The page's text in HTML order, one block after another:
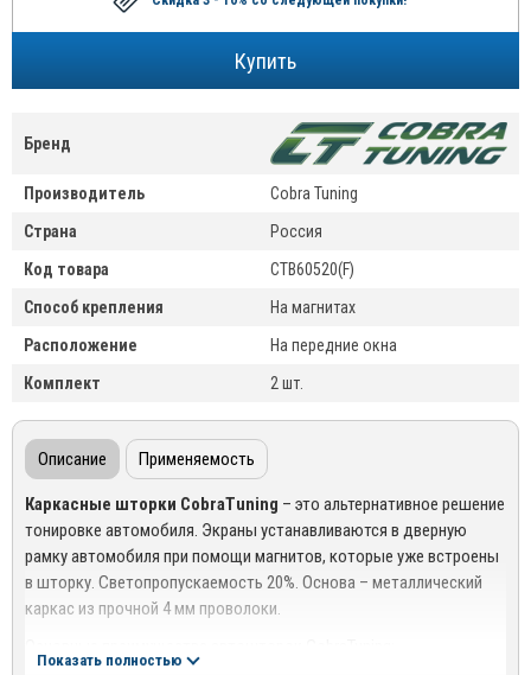
Бренд
Производитель
Cobra Tuning
Страна
Россия
Код товара
CTB60520(F)
Способ крепления
На магнитах
Расположение
На передние окна
Комплект
2 шт.
Описание Применяемость
Каркасные шторки CobraTuning – это альтернативное решение
тонировке автомобиля. Экраны устанавливаются в дверную
рамку автомобиля при помощи магнитов, которые уже встроены
в шторку. Светопропускаемость 20%. Основа – металлический
каркас из прочной 4 мм проволоки.
Показать полностью